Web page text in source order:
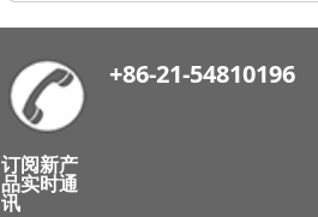
+86-21-54810196
订阅新产
品实时通
讯